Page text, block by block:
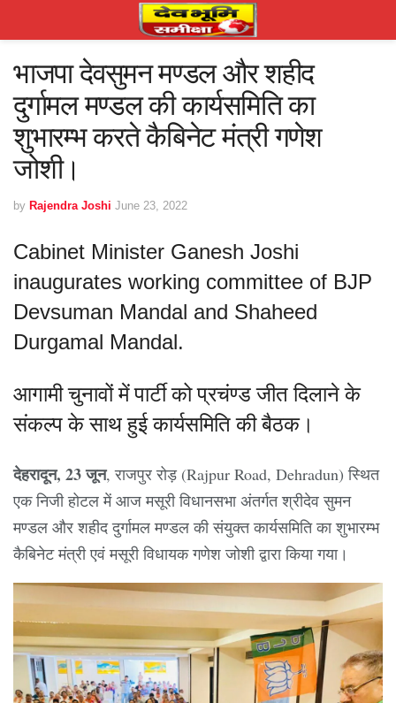
भाजपा देवसुमन मण्डल और शहीद
दुर्गामल मण्डल की कार्यसमिति का
शुभारम्भ करते कैबिनेट मंत्री गणेश
जोशी।
by Rajendra Joshi June 23, 2022
Cabinet Minister Ganesh Joshi
inaugurates working committee of BJP
Devsuman Mandal and Shaheed
Durgamal Mandal.
आगामी चुनावों में पार्टी को प्रचंण्ड जीत दिलाने के
संकल्प के साथ हुई कार्यसमिति की बैठक।
देहरादून, 23 जून, राजपुर रोड़ (Rajpur Road, Dehradun) स्थित
एक निजी होटल में आज मसूरी विधानसभा अंतर्गत श्रीदेव सुमन
मण्डल और शहीद दुर्गामल मण्डल की संयुक्त कार्यसमिति का शुभारम्भ
कैबिनेट मंत्री एवं मसूरी विधायक गणेश जोशी द्वारा किया गया।